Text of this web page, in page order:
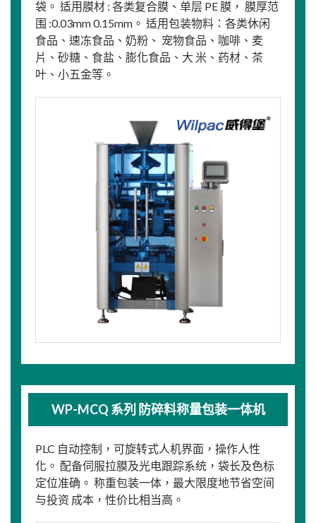
袋。 适用膜材 : 各类复合膜、单层 PE 膜， 膜厚范
围 :0.03mm 0.15mm。 适用包装物料：各类休闲
食品、速冻食品、奶粉、 宠物食品、咖啡、麦
片、砂糖、食盐、膨化食品、大 米、药材、茶
叶、小五金等。
WP-MCQ 系列 防碎料称量包装一体机
PLC 自动控制，可旋转式人机界面，操作人性
化。 配备伺服拉膜及光电跟踪系统，袋长及色标
定位准确。 称重包装一体，最大限度地节省空间
与投资 成本，性价比相当高。